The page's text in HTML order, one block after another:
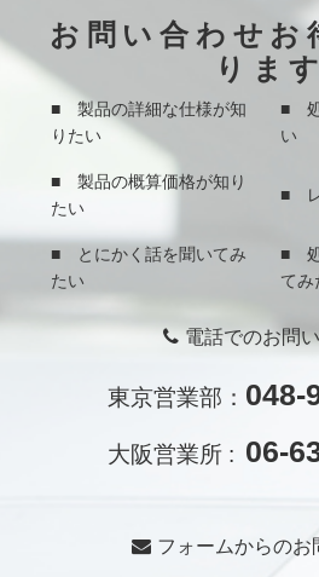
お問い合わせお
ります
■ 製品の詳細な仕様が知
りたい
■ 処
い
■ 製品の概算価格が知り
たい
■ レ
■ とにかく話を聞いてみ
たい
■ 処
てみ
電話でのお問
東京営業部： 048-
大阪営業所 : 06-
フォームからのお